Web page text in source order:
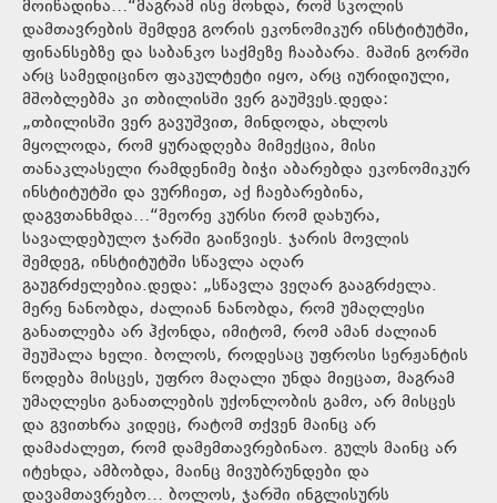
მოიწადინა…“მაგრამ ისე მოხდა, რომ სკოლის
დამთავრების შემდეგ გორის ეკონომიკურ ინსტიტუტში,
ფინანსებზე და საბანკო საქმეზე ჩააბარა. მაშინ გორში
არც სამედიცინო ფაკულტეტი იყო, არც იურიდიული,
მშობლებმა კი თბილისში ვერ გაუშვეს.დედა:
„თბილისში ვერ გავუშვით, მინდოდა, ახლოს
მყოლოდა, რომ ყურადღება მიმექცია, მისი
თანაკლასელი რამდენიმე ბიჭი აბარებდა ეკონომიკურ
ინსტიტუტში და ვურჩიეთ, აქ ჩაებარებინა,
დაგვთანხმდა…“მეორე კურსი რომ დახურა,
სავალდებულო ჯარში გაიწვიეს. ჯარის მოვლის
შემდეგ, ინსტიტუტში სწავლა აღარ
გაუგრძელებია.დედა: „სწავლა ვეღარ გააგრძელა.
მერე ნანობდა, ძალიან ნანობდა, რომ უმაღლესი
განათლება არ ჰქონდა, იმიტომ, რომ ამან ძალიან
შეუშალა ხელი. ბოლოს, როდესაც უფროსი სერჟანტის
წოდება მისცეს, უფრო მაღალი უნდა მიეცათ, მაგრამ
უმაღლესი განათლების უქონლობის გამო, არ მისცეს
და გვითხრა კიდეც, რატომ თქვენ მაინც არ
დამაძალეთ, რომ დამემთავრებინაო. გულს მაინც არ
იტეხდა, ამბობდა, მაინც მივუბრუნდები და
დავამთავრებო… ბოლოს, ჯარში ინგლისურს